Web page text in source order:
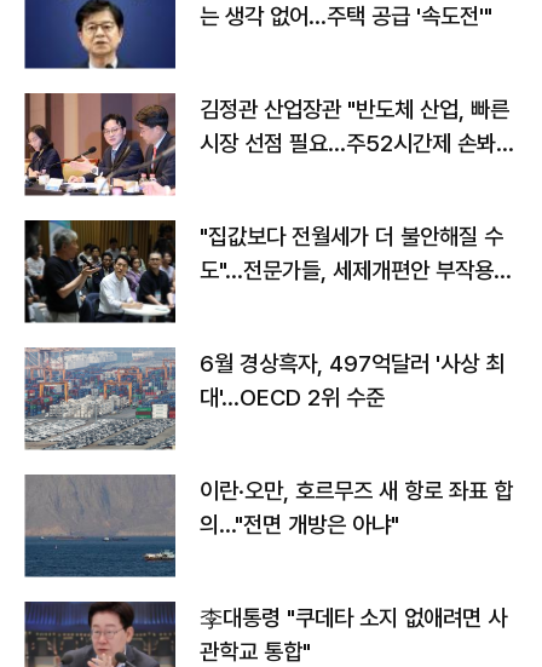
는 생각 없어…주택 공급 '속도전'"
김정관 산업장관 "반도체 산업, 빠른
시장 선점 필요…주52시간제 손봐
"집값보다 전월세가 더 불안해질 수
도"…전문가들, 세제개편안 부작용
6월 경상흑자, 497억달러 '사상 최
대'…OECD 2위 수준
이란·오만, 호르무즈 새 항로 좌표 합
의…"전면 개방은 아냐"
李대통령 "쿠데타 소지 없애려면 사
관학교 통합"